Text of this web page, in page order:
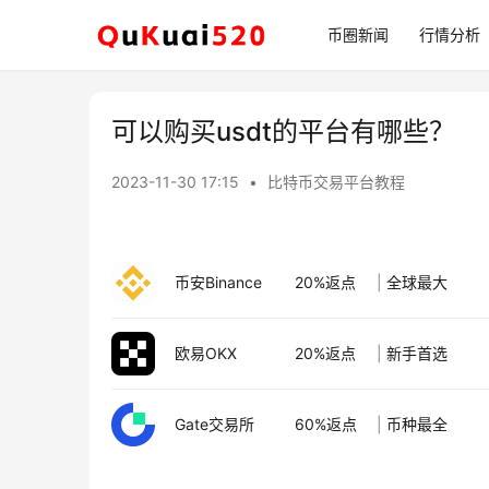
币圈新闻 行情分析
可以购买usdt的平台有哪些？
2023-11-30 17:15 • 比特币交易平台教程
币安Binance 20%返点 全球最大
欧易OKX 20%返点 新手首选
Gate交易所 60%返点 币种最全